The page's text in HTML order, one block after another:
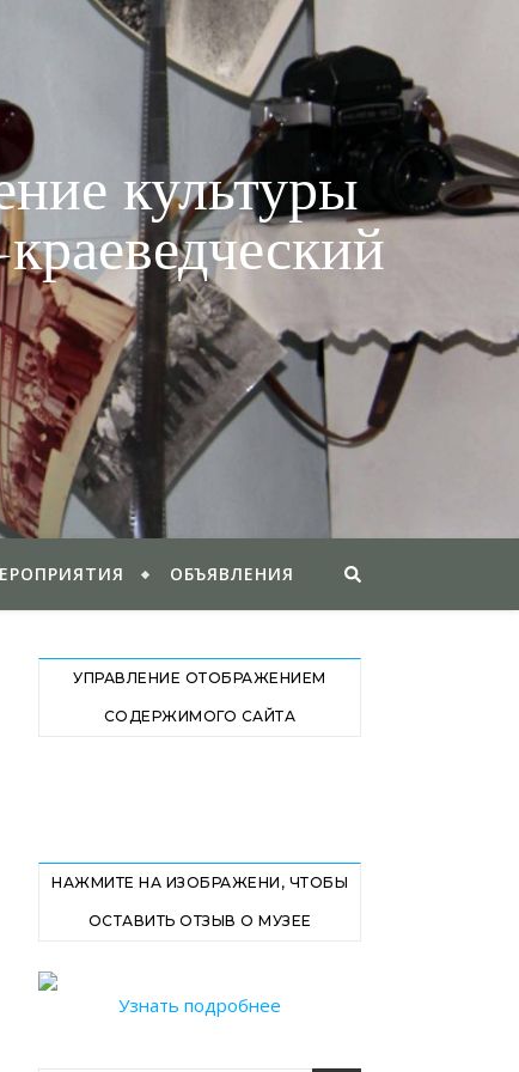
культуры
ОБЪЯВЛЕНИЯ
УПРАВЛЕНИЕ ОТОБРАЖЕНИЕМ
СОДЕРЖИМОГО САЙТА
НАЖМИТЕ НА ИЗОБРАЖЕНИ, ЧТОБЫ
ОСТАВИТЬ ОТЗЫВ О МУЗЕЕ
Узнать подробнее